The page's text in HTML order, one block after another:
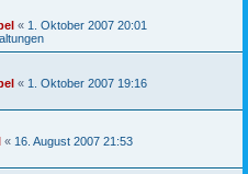
« 1. Oktober 2007 20:01
« 1. Oktober 2007 19:16
« 16. August 2007 21:53